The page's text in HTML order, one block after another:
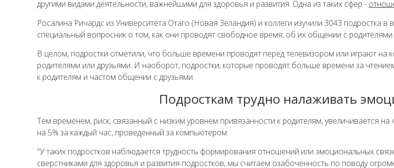
другими видами деятельности, важнейшими для здоровья и развития. Одна из таких сфер -
Росалина Ричардс из Университета Отаго (Новая Зеландия) и коллеги изучили 3043 подростка
специальный вопросник о том, как они проводят свободное время, об их общении с родителями
В целом, подростки отметили, что больше времени проводят перед телевизором или играют
родителями или друзьями. И наоборот, подростки, которые проводят больше времени за
к родителям и частом общении с друзьями.
Подросткам трудно налаживать
Тем временем, риск, связанный с низким уровнем привязанности к родителям, увеличивается
на 5% за каждый час, проведенный за компьютером.
"У таких подростков наблюдается трудность формирования отношений или эмоциональных
сверстниками для здоровья и развития подростков, мы считаем озабоченность по поводу